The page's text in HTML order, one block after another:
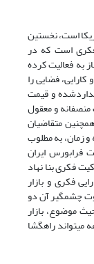
است، نخستین
فکری است که در
به فعالیت کرده
فضایی را
و قیمت
و معقول
متقاضیان
زمان، به مطلوب
ایران
فکری بنا نهاد
فکری و بازار
چشمگیر آن دو
موضوع، بازار
می­تواند راه­گشا